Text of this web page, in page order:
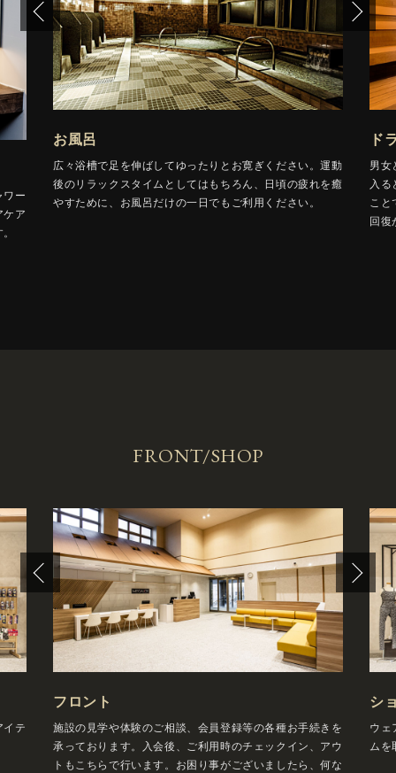
ワー
ケア
お風呂
広々浴槽で足を伸ばしてゆったりとお寛ぎください。運動
後のリラックスタイムとしてはもちろん、日頃の疲れを癒
やすために、お風呂だけの一日でもご利用ください。
ド
男女
入る
こと
回復
FRONT/SHOP
イテ
フロント
施設の見学や体験のご相談、会員登録等の各種お手続きを
承っております。入会後、ご利用時のチェックイン、アウ
トもこちらで行います。お困り事がございましたら、何な
シ
ウェ
ムを